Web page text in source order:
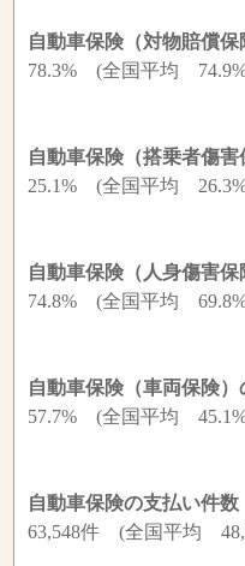
自動車保険（対物賠償
78.3% (全国平均 74.9%
自動車保険（搭乗者傷
25.1% (全国平均 26.3%
自動車保険（人身傷害
74.8% (全国平均 69.8%
自動車保険（車両保険
57.7% (全国平均 45.1%
自動車保険の支払い件
63,548件 (全国平均